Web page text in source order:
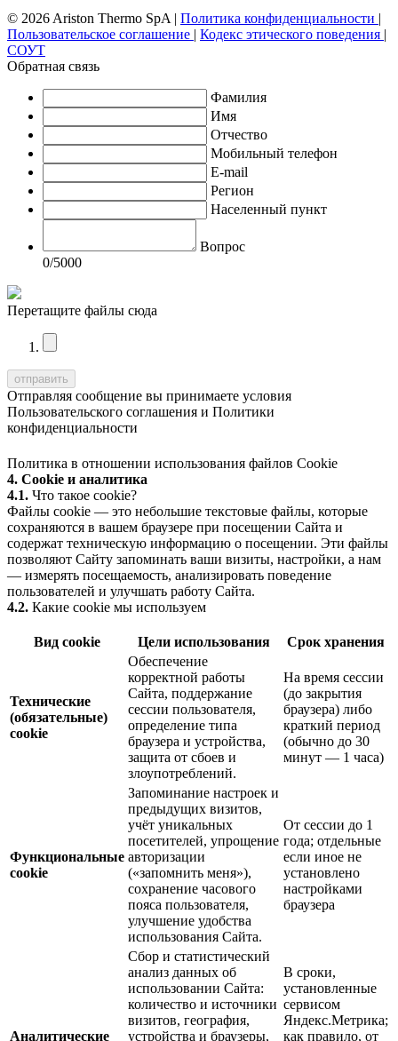
© 2026 Ariston Thermo SpA | Политика конфиденциальности |
Пользовательское соглашение | Кодекс этического поведения |
СОУТ
Обратная связь
Фамилия
Имя
Отчество
Мобильный телефон
E-mail
Регион
Населенный пункт
Вопрос
0/5000
Перетащите файлы сюда
Отправляя сообщение вы принимаете условия
Пользовательского соглашения и Политики
конфиденциальности
Политика в отношении использования файлов Cookie
4. Cookie и аналитика
4.1. Что такое cookie?
Файлы cookie — это небольшие текстовые файлы, которые
сохраняются в вашем браузере при посещении Сайта и
содержат техническую информацию о посещении. Эти файлы
позволяют Сайту запоминать ваши визиты, настройки, а нам
— измерять посещаемость, анализировать поведение
пользователей и улучшать работу Сайта.
4.2. Какие cookie мы используем
Вид cookie Цели использования Срок хранения
Технические
(обязательные)
cookie
Обеспечение
корректной работы
Сайта, поддержание
сессии пользователя,
определение типа
браузера и устройства,
защита от сбоев и
злоупотреблений.
На время сессии
(до закрытия
браузера) либо
краткий период
(обычно до 30
минут — 1 часа)
Функциональные
cookie
Запоминание настроек и
предыдущих визитов,
учёт уникальных
посетителей, упрощение
авторизации
(«запомнить меня»),
сохранение часового
пояса пользователя,
улучшение удобства
использования Сайта.
От сессии до 1
года; отдельные
если иное не
установлено
настройками
браузера
Аналитические
Сбор и статистический
анализ данных об
использовании Сайта:
количество и источники
визитов, география,
устройства и браузеры,
В сроки,
установленные
сервисом
Яндекс.Метрика;
как правило, от